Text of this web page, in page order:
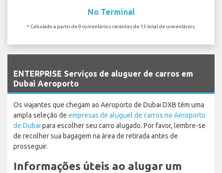
No Terminal
* Calculado a partir de 9 comentários recentes de 15 total de comentários.
ENTERPRISE Serviços de aluguer de carros em
Dubai Aeroporto
Os viajantes que chegam ao Aeroporto de Dubai DXB têm uma
ampla seleção de empresas de aluguel de carros no Aeroporto
de Dubai para escolher seu carro alugado. Por favor, lembre-se
de recolher sua bagagem na área de retirada antes de
prosseguir.
Informações úteis ao alugar um